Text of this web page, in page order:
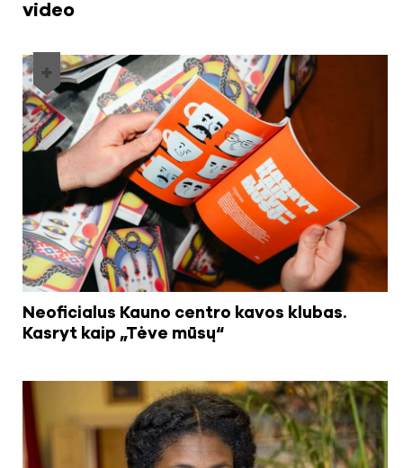
Neoficialus Kauno centro kavos klubas.
Kasryt kaip „Tėve mūsų“
video